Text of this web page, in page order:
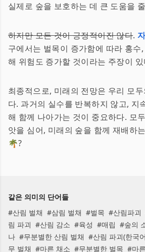
실제로 숲을 보호하는 데 큰 도움을
하지만 모든 것이 긍정적이진 않다.
구에서는 벌목이 증가함에 따라 홍수
해 위험도 증가할 것이라는 주장이
최종적으로, 미래의 전망은 우리 모
다. 과거의 실수를 반복하지 않고, 지
해 함께 나아가는 것이 중요하다. 모
앗을 심어, 미래의 숲을 함께 재배하
🌴?
같은 의미의 단어들
#산림 벌채 #삼림 벌채 #벌목 #산림파괴
림 파괴 #산림 감소 #육성 #매립 #숲의
나 #무분별한 산림 벌채 #산림 파괴(한국
무 벌채 #마른 채소 #무분별한 벌목 #마